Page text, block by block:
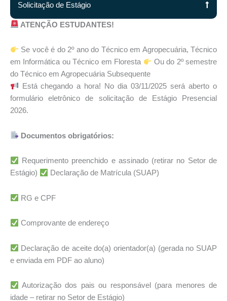
Solicitação de Estágio
ATENÇÃO ESTUDANTES!
Se você é do 2º ano do Técnico em Agropecuária, Técnico
em Informática ou Técnico em Floresta
Ou do 2º semestre
do Técnico em Agropecuária Subsequente
Está chegando a hora! No dia 03/11/2025 será aberto o
formulário eletrônico de solicitação de Estágio Presencial
2026.
Documentos obrigatórios:
Requerimento preenchido e assinado (retirar no Setor de
Estágio)
Declaração de Matrícula (SUAP)
RG e CPF
Comprovante de endereço
Declaração de aceite do(a) orientador(a) (gerada no SUAP
e enviada em PDF ao aluno)
Autorização dos pais ou responsável (para menores de
idade – retirar no Setor de Estágio)